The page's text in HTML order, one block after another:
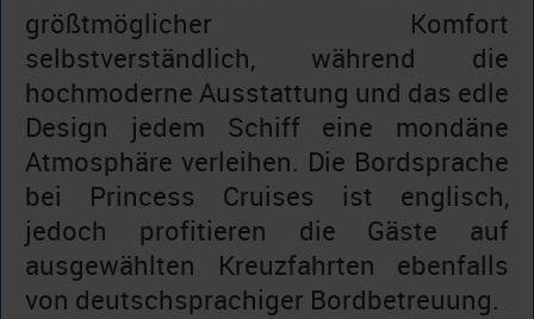
größtmöglicher Komfort
selbstverständlich, während die
hochmoderne Ausstattung und das edle
Design jedem Schiff eine mondäne
Atmosphäre verleihen. Die Bordsprache
bei Princess Cruises ist englisch,
jedoch profitieren die Gäste auf
ausgewählten Kreuzfahrten ebenfalls
von deutschsprachiger Bordbetreuung.